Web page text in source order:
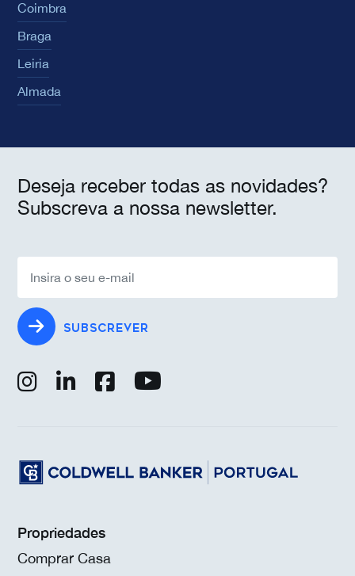
Coimbra
Braga
Leiria
Almada
Deseja receber todas as novidades?
Subscreva a nossa newsletter.
SUBSCREVER
Propriedades
Comprar Casa